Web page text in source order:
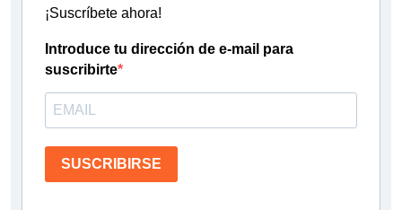
¡Suscríbete ahora!
Introduce tu dirección de e-mail para
suscribirte
SUSCRIBIRSE